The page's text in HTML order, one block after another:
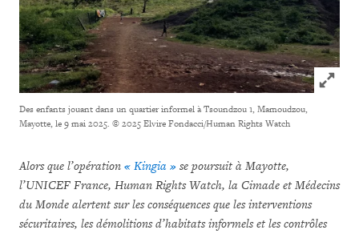
Click to
Des enfants jouant dans un quartier informel à Tsoundzou 1, Mamoudzou,
Mayotte, le 9 mai 2025. © 2025 Elvire Fondacci/Human Rights Watch
Alors que l’opération « Kingia » se poursuit à Mayotte,
l’UNICEF France, Human Rights Watch, la Cimade et Médecins
du Monde alertent sur les conséquences que les interventions
sécuritaires, les démolitions d’habitats informels et les contrôles